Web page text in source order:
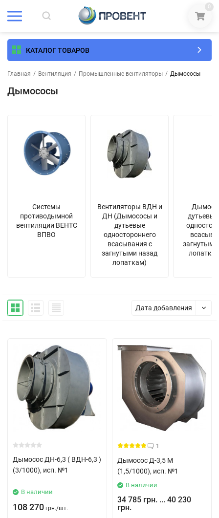
0
КАТАЛОГ ТОВАРОВ
Главная / Вентиляция / Промышленные вентиляторы / Дымососы
Дымососы
Системы
противодымной
вентиляции ВЕНТС
ВПВО
Вентиляторы ВДН и
ДН (Дымососы и
дутьевые
одностороннего
всасывания с
загнутыми назад
лопаткам)
загнутыми
Дата добавления
Дымосос ДН-6,3 ( ВДН-6,3 )
(3/1000), исп. №1
В наличии
108 270 грн./шт.
1
Дымосос Д-3,5 М
(1,5/1000), исп. №1
В наличии
34 785 грн. ... 40 230
грн.